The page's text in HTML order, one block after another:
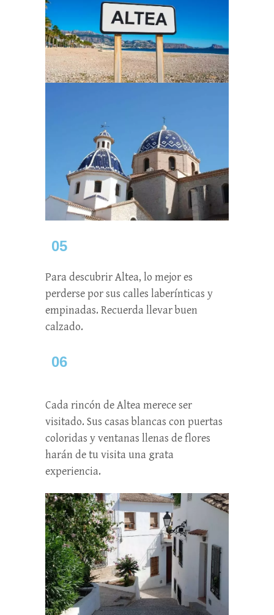
05
Para descubrir Altea, lo mejor es
perderse por sus calles laberínticas y
empinadas. Recuerda llevar buen
calzado.
06
Cada rincón de Altea merece ser
visitado. Sus casas blancas con puertas
coloridas y ventanas llenas de flores
harán de tu visita una grata
experiencia.